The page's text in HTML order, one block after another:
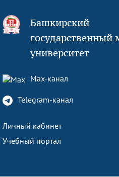
Башкирский
государственный
университет
Max-канал
Telegram-канал
Личный кабинет
Учебный портал